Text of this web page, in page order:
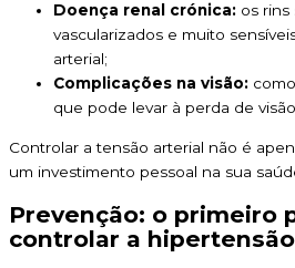
Doença renal crónica: os rins
vascularizados e muito
arterial;
Complicações na visão:
que pode levar à perda de visão.
Controlar a tensão arterial não é
um investimento pessoal na sua
Prevenção: o primeiro
controlar a hipertensão